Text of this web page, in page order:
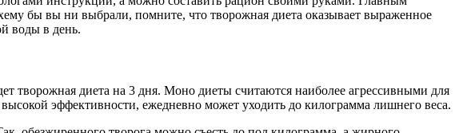
бы вы ни выбрали, помните, что творожная диета оказывает выраженное
воды в день.
творожная диета на 3 дня. Моно диеты считаются наиболее агрессивными для
эффективности, ежедневно может уходить до килограмма лишнего веса.